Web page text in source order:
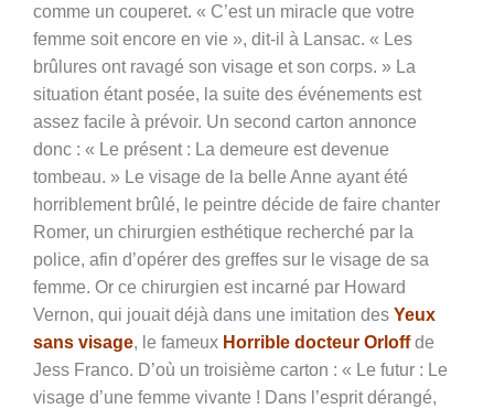
comme un couperet. « C’est un miracle que votre
femme soit encore en vie », dit-il à Lansac. « Les
brûlures ont ravagé son visage et son corps. » La
situation étant posée, la suite des événements est
assez facile à prévoir. Un second carton annonce
donc : « Le présent : La demeure est devenue
tombeau. » Le visage de la belle Anne ayant été
horriblement brûlé, le peintre décide de faire chanter
Romer, un chirurgien esthétique recherché par la
police, afin d’opérer des greffes sur le visage de sa
femme. Or ce chirurgien est incarné par Howard
Vernon, qui jouait déjà dans une imitation des Yeux
sans visage, le fameux Horrible docteur Orloffde
Jess Franco. D’où un troisième carton : « Le futur : Le
visage d’une femme vivante ! Dans l’esprit dérangé,